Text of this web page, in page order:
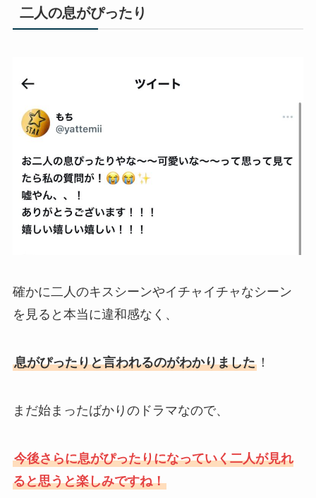
二人の息がぴったり
確かに二人のキスシーンやイチャイチャなシーン
を見ると本当に違和感なく、
息がぴったりと言われるのがわかりました！
まだ始まったばかりのドラマなので、
今後さらに息がぴったりになっていく二人が見れ
ると思うと楽しみですね！